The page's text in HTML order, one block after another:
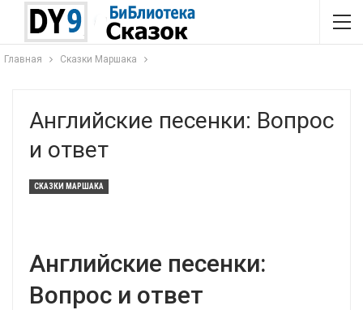
Главная Сказки Маршака
Английские песенки: Вопрос
и ответ
СКАЗКИ МАРШАКА
Английские песенки:
Вопрос и ответ